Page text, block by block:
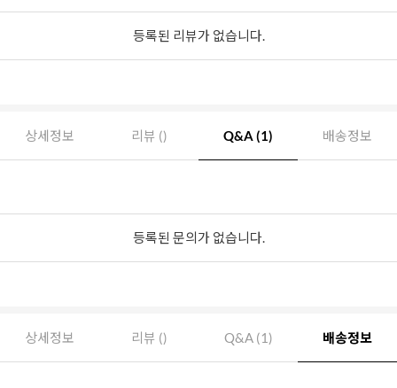
등록된 리뷰가 없습니다.
상세정보 리뷰 () Q&A (1) 배송정보
등록된 문의가 없습니다.
상세정보 리뷰 () Q&A (1) 배송정보